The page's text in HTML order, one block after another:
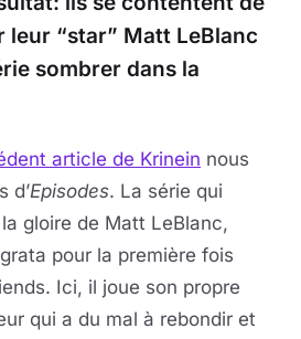
“star” Matt LeBlanc
sombrer dans la
article de Krinein nous
d’Episodes. La série qui
gloire de Matt LeBlanc,
pour la première fois
Ici, il joue son propre
qui a du mal à rebondir et